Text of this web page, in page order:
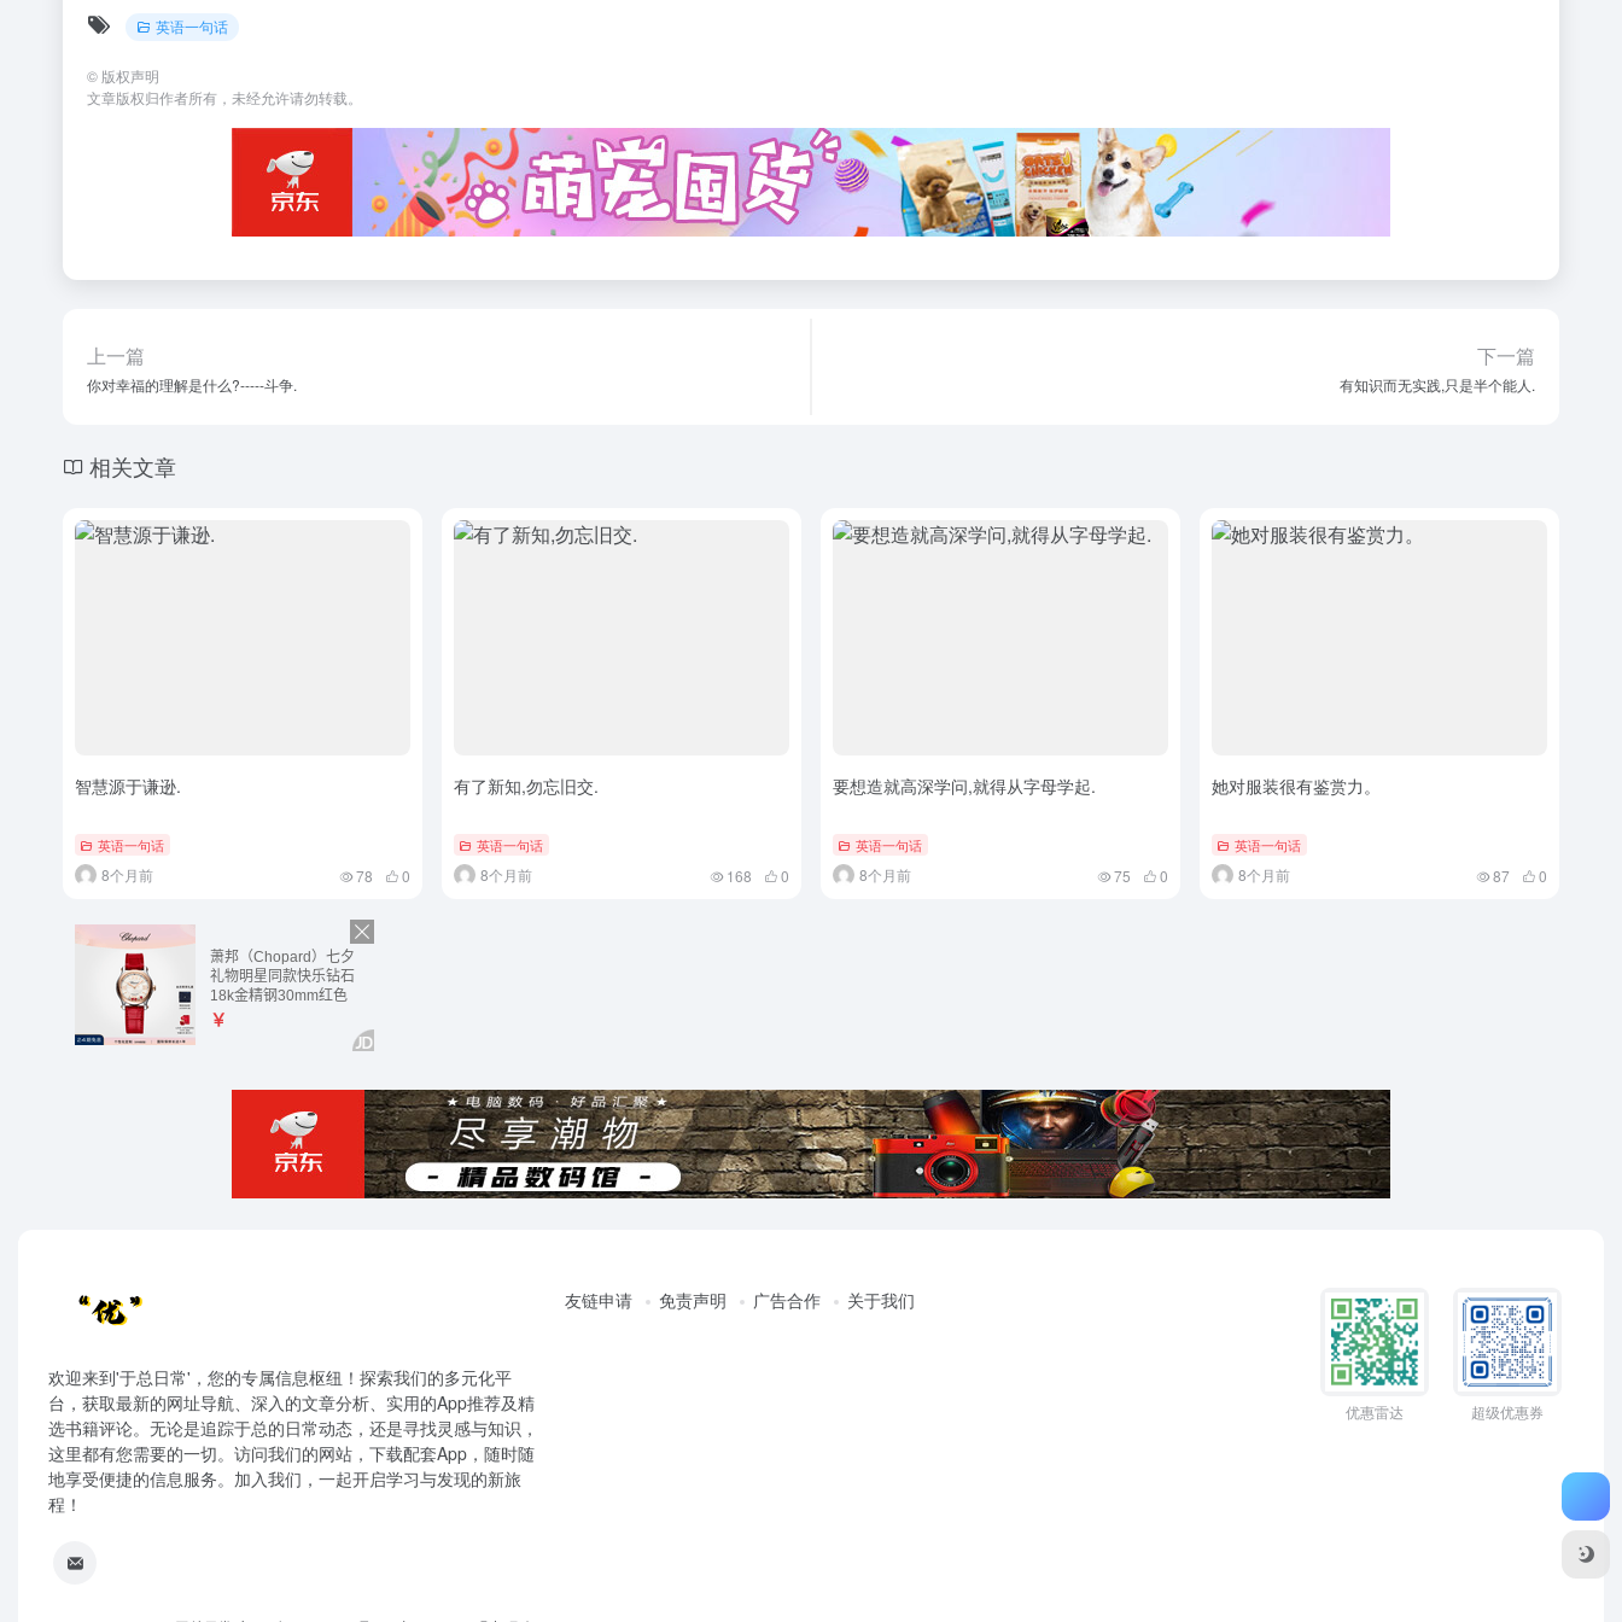
英语一句话
© 版权声明
文章版权归作者所有，未经允许请勿转载。
上一篇
你对幸福的理解是什么?-----斗争.
下一篇
有知识而无实践,只是半个能人.
相关文章
智慧源于谦逊.
英语一句话
8个月前 78 0
有了新知,勿忘旧交.
英语一句话
8个月前 168 0
要想造就高深学问,就得从字母学起.
英语一句话
8个月前 75 0
她对服装很有鉴赏力。
英语一句话
8个月前 87 0
欢迎来到'于总日常'，您的专属信息枢纽！探索我们的多元化平
台，获取最新的网址导航、深入的文章分析、实用的App推荐及精
选书籍评论。无论是追踪于总的日常动态，还是寻找灵感与知识，
这里都有您需要的一切。访问我们的网站，下载配套App，随时随
地享受便捷的信息服务。加入我们，一起开启学习与发现的新旅
程！
友链申请 免责声明 广告合作 关于我们
优惠雷达 超级优惠券